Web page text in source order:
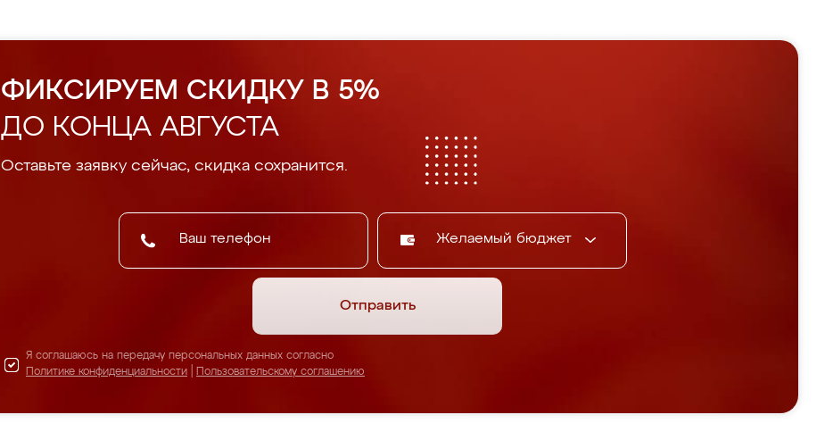
ФИКСИРУЕМ СКИДКУ В 5%
ДО КОНЦА АВГУСТА
Оставьте заявку сейчас, скидка сохранится.
Желаемый бюджет
Отправить
Я соглашаюсь на передачу персональных данных согласно
Политике конфиденциальности
Пользовательскому соглашению